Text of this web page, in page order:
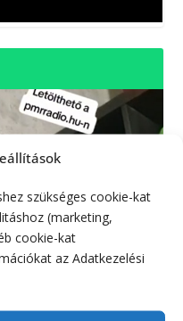
szükséges cookie-kat
(marketing,
cookie-kat
az Adatkezelési